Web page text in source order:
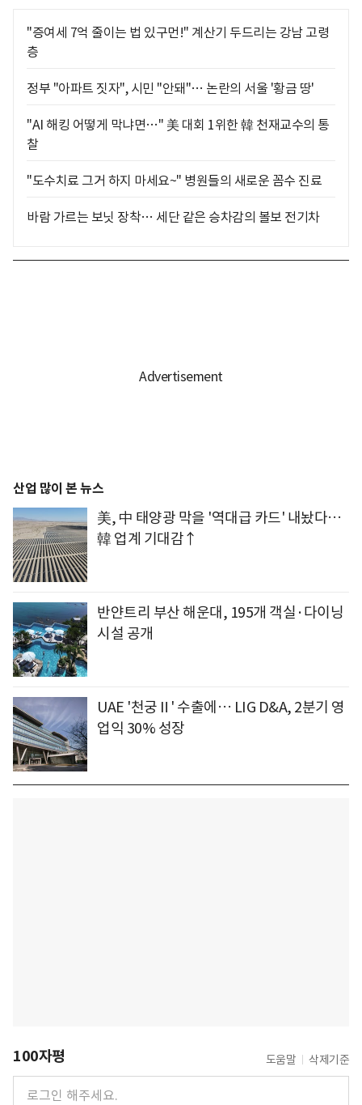
"증여세 7억 줄이는 법 있구먼!" 계산기 두드리는 강남 고령
층
정부 "아파트 짓자", 시민 "안돼"… 논란의 서울 '황금 땅'
"AI 해킹 어떻게 막냐면…" 美 대회 1위한 韓 천재교수의 통
찰
"도수치료 그거 하지 마세요~" 병원들의 새로운 꼼수 진료
바람 가르는 보닛 장착… 세단 같은 승차감의 볼보 전기차
산업 많이 본 뉴스
美, 中 태양광 막을 '역대급 카드' 내놨다…
韓 업계 기대감↑
반얀트리 부산 해운대, 195개 객실·다이닝
시설 공개
UAE '천궁Ⅱ' 수출에… LIG D&A, 2분기 영
업익 30% 성장
100자평 도움말 삭제기준